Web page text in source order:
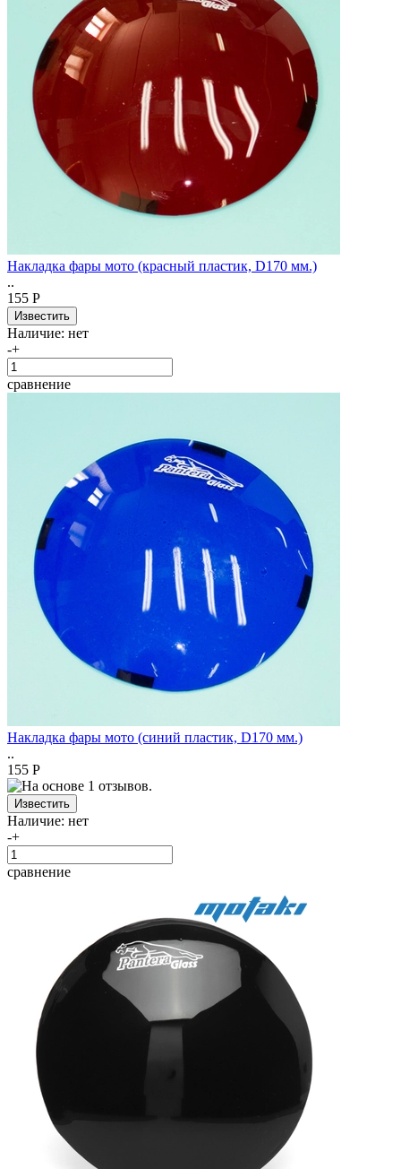
Накладка фары мото (красный пластик, D170 мм.)
..
155 Р
Наличие: нет
-+
сравнение
Накладка фары мото (синий пластик, D170 мм.)
..
155 Р
Наличие: нет
-+
сравнение